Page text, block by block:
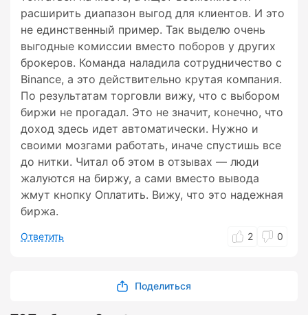
расширить диапазон выгод для клиентов. И это
не единственный пример. Так выделю очень
выгодные комиссии вместо поборов у других
брокеров. Команда наладила сотрудничество с
Binance, а это действительно крутая компания.
По результатам торговли вижу, что с выбором
биржи не прогадал. Это не значит, конечно, что
доход здесь идет автоматически. Нужно и
своими мозгами работать, иначе спустишь все
до нитки. Читал об этом в отзывах — люди
жалуются на биржу, а сами вместо вывода
жмут кнопку Оплатить. Вижу, что это надежная
биржа.
Ответить 2 0
Поделиться